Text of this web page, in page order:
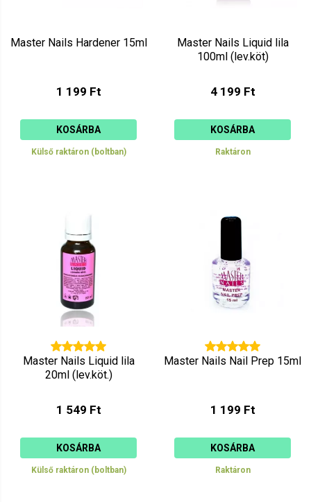
Master Nails Hardener 15ml
1 199 Ft
KOSÁRBA
Külső raktáron (boltban)
Master Nails Liquid lila
100ml (lev.köt)
4 199 Ft
KOSÁRBA
Raktáron
Master Nails Liquid lila
20ml (lev.köt.)
1 549 Ft
KOSÁRBA
Külső raktáron (boltban)
Master Nails Nail Prep 15ml
1 199 Ft
KOSÁRBA
Raktáron